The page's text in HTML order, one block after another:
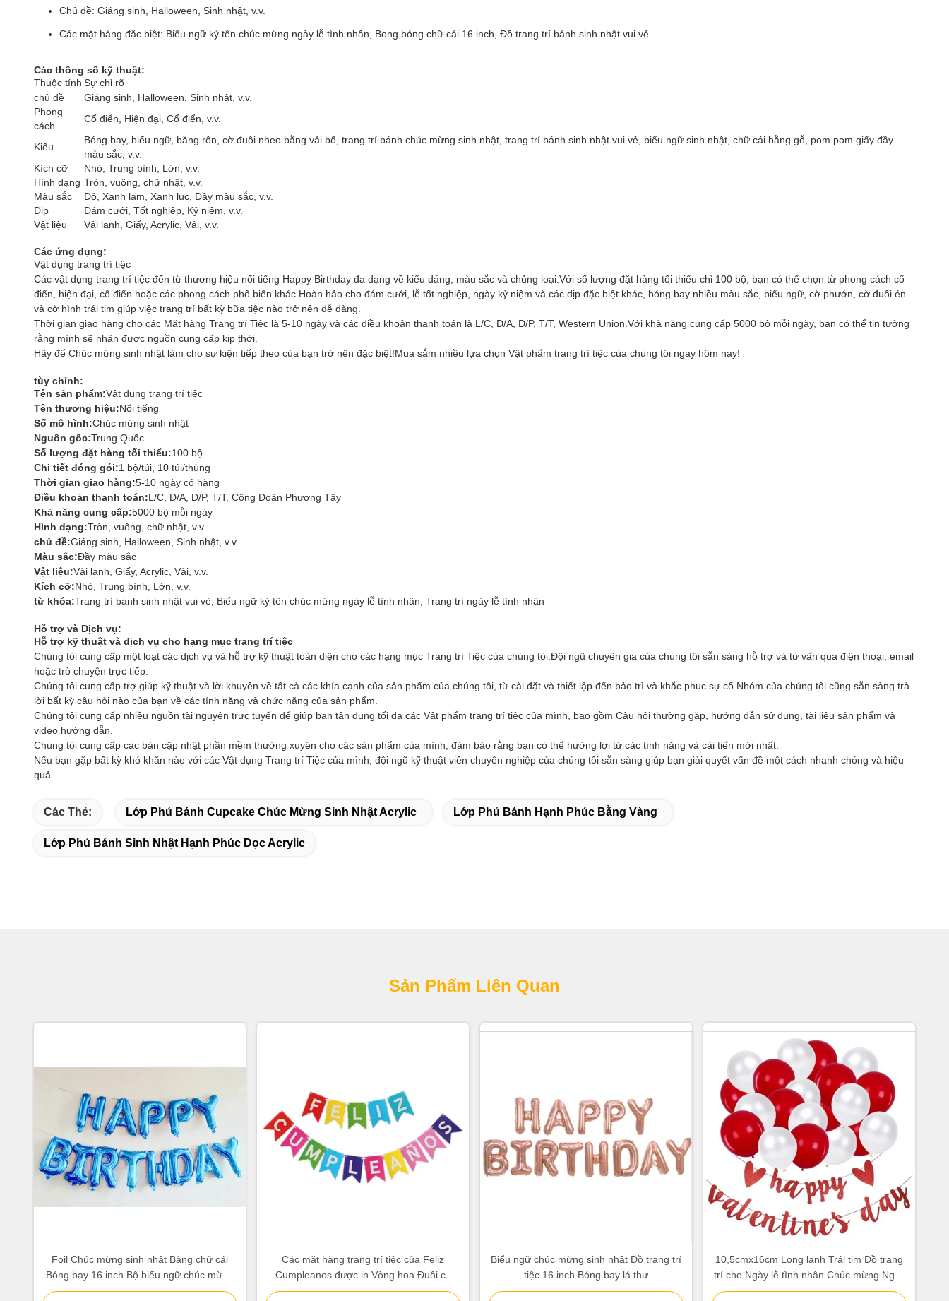
Chủ đề: Giáng sinh, Halloween, Sinh nhật, v.v.
Các mặt hàng đặc biệt: Biểu ngữ ký tên chúc mừng ngày lễ tình nhân, Bong bóng chữ cái 16 inch, Đồ trang trí bánh sinh nhật vui vẻ
Các thông số kỹ thuật:
Thuộc tính Sự chỉ rõ
chủ đề
Giáng sinh, Halloween, Sinh nhật, v.v.
Phong
cách
Cổ điển, Hiện đại, Cổ điển, v.v.
Kiểu
Bóng bay, biểu ngữ, băng rôn, cờ đuôi nheo bằng vải bố, trang trí bánh chúc mừng sinh nhật, trang trí bánh sinh nhật vui vẻ, biểu ngữ sinh nhật, chữ cái bằng gỗ, pom pom giấy đầy
màu sắc, v.v.
Kích cỡ
Nhỏ, Trung bình, Lớn, v.v.
Hình dạng Tròn, vuông, chữ nhật, v.v.
Màu sắc
Đỏ, Xanh lam, Xanh lục, Đầy màu sắc, v.v.
Dịp
Đám cưới, Tốt nghiệp, Kỷ niệm, v.v.
Vật liệu
Vải lanh, Giấy, Acrylic, Vải, v.v.
Các ứng dụng:
Vật dụng trang trí tiệc
Các vật dụng trang trí tiệc đến từ thương hiệu nổi tiếng Happy Birthday đa dạng về kiểu dáng, màu sắc và chủng loại.Với số lượng đặt hàng tối thiểu chỉ 100 bộ, bạn có thể chọn từ phong cách cổ
điển, hiện đại, cổ điển hoặc các phong cách phổ biến khác.Hoàn hảo cho đám cưới, lễ tốt nghiệp, ngày kỷ niệm và các dịp đặc biệt khác, bóng bay nhiều màu sắc, biểu ngữ, cờ phướn, cờ đuôi én
và cờ hình trái tim giúp việc trang trí bất kỳ bữa tiệc nào trở nên dễ dàng.
Thời gian giao hàng cho các Mặt hàng Trang trí Tiệc là 5-10 ngày và các điều khoản thanh toán là L/C, D/A, D/P, T/T, Western Union.Với khả năng cung cấp 5000 bộ mỗi ngày, bạn có thể tin tưởng
rằng mình sẽ nhận được nguồn cung cấp kịp thời.
Hãy để Chúc mừng sinh nhật làm cho sự kiện tiếp theo của bạn trở nên đặc biệt!Mua sắm nhiều lựa chọn Vật phẩm trang trí tiệc của chúng tôi ngay hôm nay!
tùy chỉnh:
Tên sản phẩm:Vật dụng trang trí tiệc
Tên thương hiệu:Nổi tiếng
Số mô hình:Chúc mừng sinh nhật
Nguồn gốc:Trung Quốc
Số lượng đặt hàng tối thiểu:100 bộ
Chi tiết đóng gói:1 bộ/túi, 10 túi/thùng
Thời gian giao hàng:5-10 ngày có hàng
Điều khoản thanh toán:L/C, D/A, D/P, T/T, Công Đoàn Phương Tây
Khả năng cung cấp:5000 bộ mỗi ngày
Hình dạng:Tròn, vuông, chữ nhật, v.v.
chủ đề:Giáng sinh, Halloween, Sinh nhật, v.v.
Màu sắc:Đầy màu sắc
Vật liệu:Vải lanh, Giấy, Acrylic, Vải, v.v.
Kích cỡ:Nhỏ, Trung bình, Lớn, v.v.
từ khóa:Trang trí bánh sinh nhật vui vẻ, Biểu ngữ ký tên chúc mừng ngày lễ tình nhân, Trang trí ngày lễ tình nhân
Hỗ trợ và Dịch vụ:
Hỗ trợ kỹ thuật và dịch vụ cho hạng mục trang trí tiệc
Chúng tôi cung cấp một loạt các dịch vụ và hỗ trợ kỹ thuật toàn diện cho các hạng mục Trang trí Tiệc của chúng tôi.Đội ngũ chuyên gia của chúng tôi sẵn sàng hỗ trợ và tư vấn qua điện thoại, email
hoặc trò chuyện trực tiếp.
Chúng tôi cung cấp trợ giúp kỹ thuật và lời khuyên về tất cả các khía cạnh của sản phẩm của chúng tôi, từ cài đặt và thiết lập đến bảo trì và khắc phục sự cố.Nhóm của chúng tôi cũng sẵn sàng trả
lời bất kỳ câu hỏi nào của bạn về các tính năng và chức năng của sản phẩm.
Chúng tôi cung cấp nhiều nguồn tài nguyên trực tuyến để giúp bạn tận dụng tối đa các Vật phẩm trang trí tiệc của mình, bao gồm Câu hỏi thường gặp, hướng dẫn sử dụng, tài liệu sản phẩm và
video hướng dẫn.
Chúng tôi cung cấp các bản cập nhật phần mềm thường xuyên cho các sản phẩm của mình, đảm bảo rằng bạn có thể hưởng lợi từ các tính năng và cải tiến mới nhất.
Nếu bạn gặp bất kỳ khó khăn nào với các Vật dụng Trang trí Tiệc của mình, đội ngũ kỹ thuật viên chuyên nghiệp của chúng tôi sẵn sàng giúp bạn giải quyết vấn đề một cách nhanh chóng và hiệu
quả.
Các Thẻ: Lớp Phủ Bánh Cupcake Chúc Mừng Sinh Nhật Acrylic Lớp Phủ Bánh Hạnh Phúc Bằng Vàng
Lớp Phủ Bánh Sinh Nhật Hạnh Phúc Dọc Acrylic
Sản Phẩm Liên Quan
Foil Chúc mừng sinh nhật Bảng chữ cái
Bóng bay 16 inch Bộ biểu ngữ chúc mừng
sinh nhật có dây
Các mặt hàng trang trí tiệc của Feliz
Cumpleanos được in Vòng hoa Đuôi cá
Đuôi én Cờ
Biểu ngữ chúc mừng sinh nhật Đồ trang trí
tiệc 16 inch Bóng bay lá thư
10,5cmx16cm Long lanh Trái tim Đồ trang
trí cho Ngày lễ tình nhân Chúc mừng Ngày
lễ tình nhân Biểu ngữ